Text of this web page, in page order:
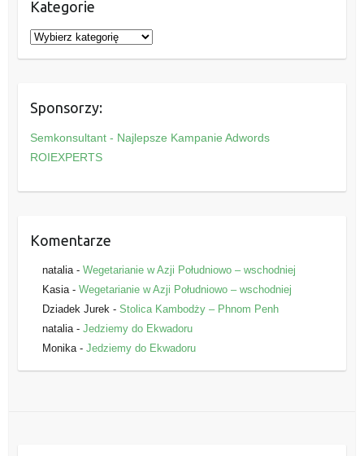
Kategorie
K
a
g
o
r
e
Sponsorzy:
Semkonsultant - Najlepsze Kampanie Adwords
ROIEXPERTS
Komentarze
natalia- Wegetarianie w Azji Południowo – wschodniej
Kasia- Wegetarianie w Azji Południowo – wschodniej
Dziadek Jurek - Stolica Kambodży – Phnom Penh
natalia- Jedziemy do Ekwadoru
Monika- Jedziemy do Ekwadoru